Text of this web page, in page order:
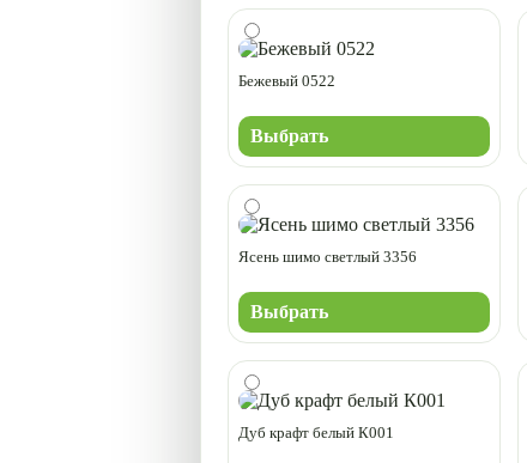
Бежевый 0522
Выбрать
Ясень шимо светлый 3356
Выбрать
Дуб крафт белый К001